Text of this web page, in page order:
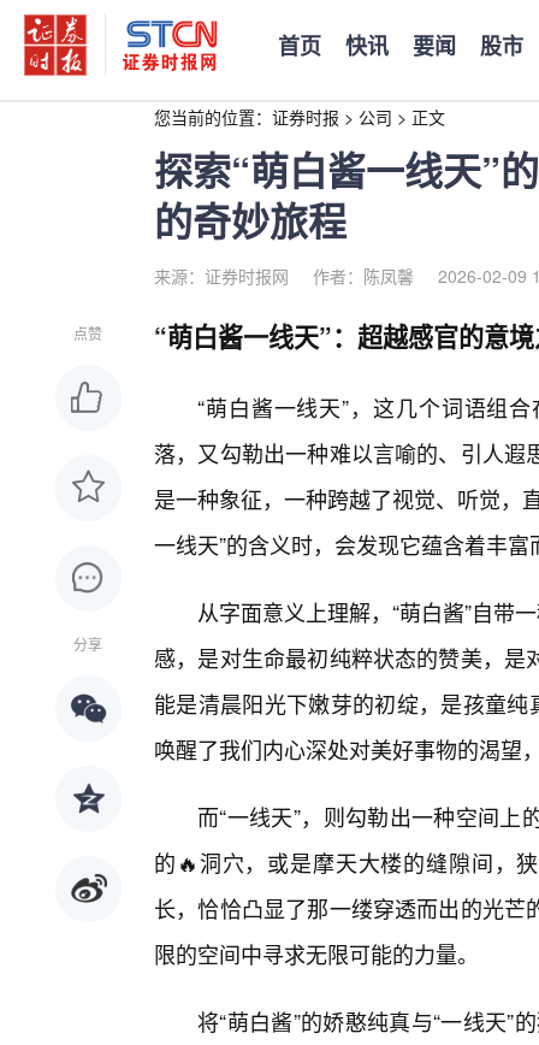
首页 快讯 要闻 股市
您当前的位置： 证券时报 > 公司 > 正文
探索“萌白酱一线天”
的奇妙旅程
来源：证券时报网 作者：陈凤馨 2026-02-09
点赞
分享
“萌白酱一线天”：超越感官的意
“萌白酱一线天”，这几个词语组
落，又勾勒出一种难以言喻的、引人
是一种象征，一种跨越了视觉、听觉，
一线天”的含义时，会发现它蕴含着丰
从字面意义上理解，“萌白酱”自带
感，是对生命最初纯粹状态的赞美，
能是清晨阳光下嫩芽的初绽，是孩童
唤醒了我们内心深处对美好事物的渴望
而“一线天”，则勾勒出一种空间
的🔥洞穴，或是摩天大楼的缝隙间，
长，恰恰凸显了那一缕穿透而出的光
限的空间中寻求无限可能的力量。
将“萌白酱”的娇憨纯真与“一线天”